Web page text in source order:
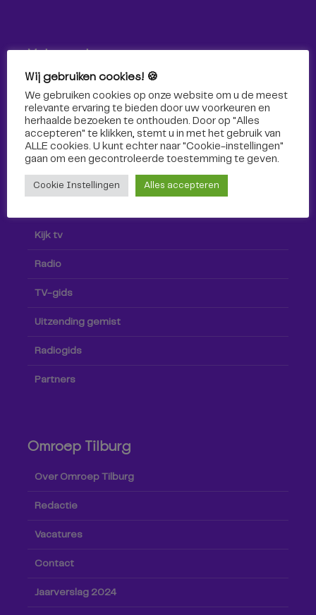
Volg ons!
Volg Omroep Tilburg niet alleen hier, maar ook via social
media!
Kijk tv
Radio
TV-gids
Uitzending gemist
Radiogids
Partners
Omroep Tilburg
Over Omroep Tilburg
Redactie
Vacatures
Contact
Jaarverslag 2024
Wij gebruiken cookies! 🍪
We gebruiken cookies op onze website om u de meest
relevante ervaring te bieden door uw voorkeuren en
herhaalde bezoeken te onthouden. Door op "Alles
accepteren" te klikken, stemt u in met het gebruik van
ALLE cookies. U kunt echter naar "Cookie-instellingen"
gaan om een ​​gecontroleerde toestemming te geven.
Cookie Instellingen Alles accepteren